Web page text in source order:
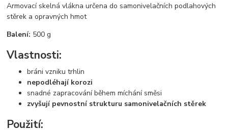
Armovací skelná vlákna určena do samonivelačních podlahových
stěrek a opravných hmot
Balení: 500 g
Vlastnosti:
bráni vzniku trhlin
nepodléhají korozi
snadné zapracování během míchání směsi
zvyšují pevnostní strukturu samonivelačních stěrek
Použití: